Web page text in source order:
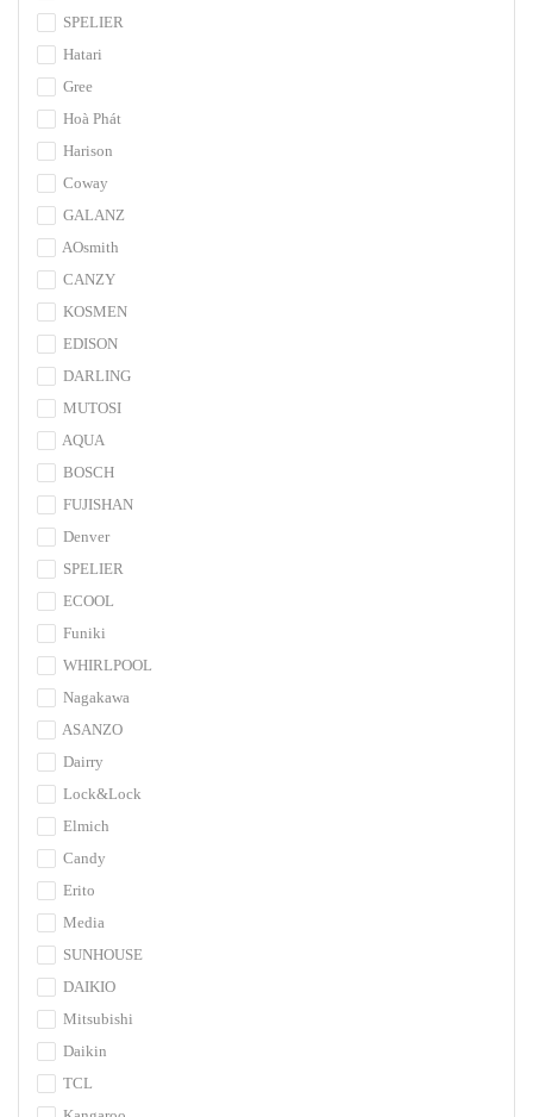
SPELIER
Hatari
Gree
Hoà Phát
Harison
Coway
GALANZ
AOsmith
CANZY
KOSMEN
EDISON
DARLING
MUTOSI
AQUA
BOSCH
FUJISHAN
Denver
SPELIER
ECOOL
Funiki
WHIRLPOOL
Nagakawa
ASANZO
Dairry
Lock&Lock
Elmich
Candy
Erito
Media
SUNHOUSE
DAIKIO
Mitsubishi
Daikin
TCL